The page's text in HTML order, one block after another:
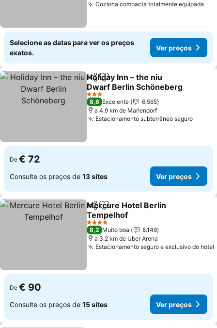
Cozinha compacta totalmente equipada
Selecione as datas para ver os preços
exatos.
Ver preços
PartilharAdicionar aos favoritos
Holiday Inn – the niu
Dwarf Berlin Schöneberg
Ver preços
3 Estrelas
8,6 Excelente
6.565
a 4.9 km de Mariendorf
Estacionamento subterrâneo seguroVer
De € 72
Consulte os preços de 13 sites Ver preços
PartilharAdicionar aos favoritos
Mercure Hotel Berlin
Tempelhof
Ver preços
4 Estrelas
8,2 Muito boa
8.149
a 3.2 km de Uber Arena
Estacionamento seguro e exclusivo do hotel
De € 90
Consulte os preços de 15 sites Ver preços